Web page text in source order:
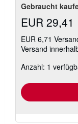
Gebraucht
EUR 29,41
EUR 6,71
Versand
Anzahl: 1